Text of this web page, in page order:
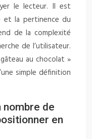
le lecteur. Il est
et la pertinence du
de la complexité
de l’utilisateur.
au chocolat »
simple définition
nombre de
en